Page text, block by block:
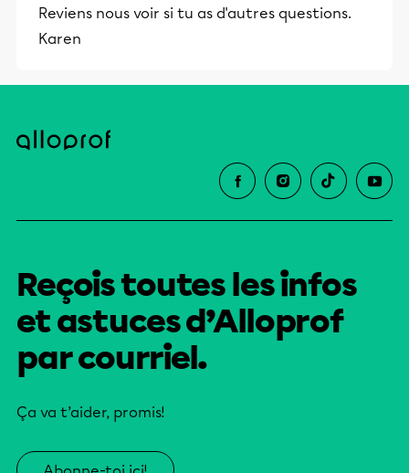
éducative.
Reviens nous voir si tu as d'autres questions.
Karen
Reçois toutes les infos
et astuces d’Alloprof
par courriel.
Ça va t’aider, promis!